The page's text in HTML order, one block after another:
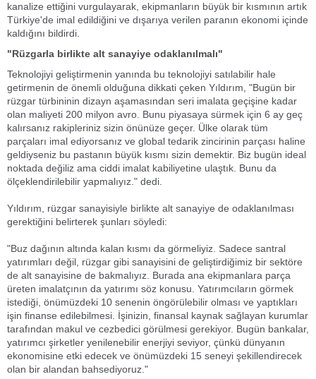
kanalize ettiğini vurgulayarak, ekipmanların büyük bir kısmının artık
Türkiye'de imal edildiğini ve dışarıya verilen paranın ekonomi içinde
kaldığını bildirdi.
"Rüzgarla birlikte alt sanayiye odaklanılmalı"
Teknolojiyi geliştirmenin yanında bu teknolojiyi satılabilir hale
getirmenin de önemli olduğuna dikkati çeken Yıldırım, "Bugün bir
rüzgar türbininin dizayn aşamasından seri imalata geçişine kadar
olan maliyeti 200 milyon avro. Bunu piyasaya sürmek için 6 ay geç
kalırsanız rakipleriniz sizin önünüze geçer. Ülke olarak tüm
parçaları imal ediyorsanız ve global tedarik zincirinin parçası haline
geldiyseniz bu pastanın büyük kısmı sizin demektir. Biz bugün ideal
noktada değiliz ama ciddi imalat kabiliyetine ulaştık. Bunu da
ölçeklendirilebilir yapmalıyız." dedi.
Yıldırım, rüzgar sanayisiyle birlikte alt sanayiye de odaklanılması
gerektiğini belirterek şunları söyledi:
"Buz dağının altında kalan kısmı da görmeliyiz. Sadece santral
yatırımları değil, rüzgar gibi sanayisini de geliştirdiğimiz bir sektöre
de alt sanayisine de bakmalıyız. Burada ana ekipmanlara parça
üreten imalatçının da yatırımı söz konusu. Yatırımcıların görmek
istediği, önümüzdeki 10 senenin öngörülebilir olması ve yaptıkları
işin finanse edilebilmesi. İşinizin, finansal kaynak sağlayan kurumlar
tarafından makul ve cezbedici görülmesi gerekiyor. Bugün bankalar,
yatırımcı şirketler yenilenebilir enerjiyi seviyor, çünkü dünyanın
ekonomisine etki edecek ve önümüzdeki 15 seneyi şekillendirecek
olan bir alandan bahsediyoruz."